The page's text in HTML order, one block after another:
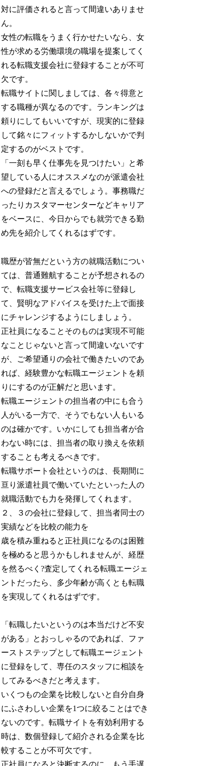
対に評価されると言って間違いありませ
ん。
女性の転職をうまく行かせたいなら、女
性が求める労働環境の職場を提案してく
れる転職支援会社に登録することが不可
欠です。
転職サイトに関しましては、各々得意と
する職種が異なるのです。ランキングは
頼りにしてもいいですが、現実的に登録
して銘々にフィットするかしないかで判
定するのがベストです。
「一刻も早く仕事先を見つけたい」と希
望している人にオススメなのが派遣会社
への登録だと言えるでしょう。事務職だ
ったりカスタマーセンターなどキャリア
をベースに、今日からでも就労できる勤
め先を紹介してくれるはずです。
職歴が皆無だという方の就職活動につい
ては、普通難航することが予想されるの
で、転職支援サービス会社等に登録し
て、賢明なアドバイスを受けた上で面接
にチャレンジするようにしましょう。
正社員になることそのものは実現不可能
なことじゃないと言って間違いないです
が、ご希望通りの会社で働きたいのであ
れば、経験豊かな転職エージェントを頼
りにするのが正解だと思います。
転職エージェントの担当者の中にも合う
人がいる一方で、そうでもない人もいる
のは確かです。いかにしても担当者が合
わない時には、担当者の取り換えを依頼
することも考えるべきです。
転職サポート会社というのは、長期間に
亘り派遣社員で働いていたといった人の
就職活動でも力を発揮してくれます。
２、３の会社に登録して、担当者同士の
実績などを比較の能力を
歳を積み重ねると正社員になるのは困難
を極めると思うかもしれませんが、経歴
を然るべく?査定してくれる転職エージェ
ントだったら、多少年齢が高くとも転職
を実現してくれるはずです。
「転職したいというのは本当だけど不安
がある」とおっしゃるのであれば、ファ
ーストステップとして転職エージェント
に登録をして、専任のスタッフに相談を
してみるべきだと考えます。
いくつもの企業を比較しないと自分自身
にふさわしい企業を1つに絞ることはでき
ないのです。転職サイトを有効利用する
時は、数個登録して紹介される企業を比
較することが不可欠です。